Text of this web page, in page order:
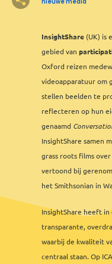
InsightShare (UK) is
gebied van
Oxford reizen
videoapparatuur om
stellen beelden te
reflecteren op hun
genaamd
InsightShare samen
grass roots films
vertoond bij
het Smithsonian in
InsightShare heeft
transparante,
waarbij de kwaliteit
centraal staan. Op
2